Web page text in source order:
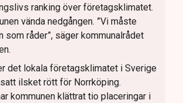
ranking över företagsklimatet.
vända nedgången. ”Vi måste
som råder”, säger kommunalrådet
det lokala företagsklimatet i Sverige
ilsket rött för Norrköping.
kommunen klättrat tio placeringar i